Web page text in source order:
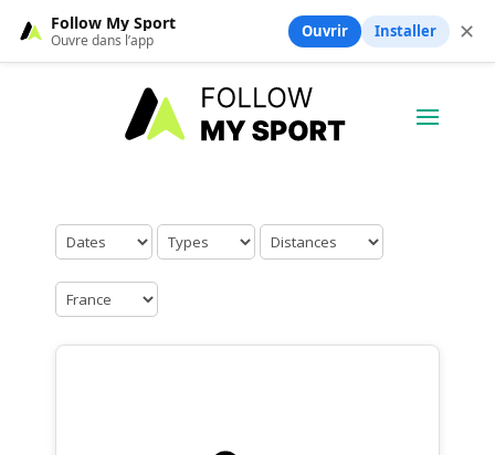
Follow My Sport
Ouvre dans l’app Ouvrir Installer ✕